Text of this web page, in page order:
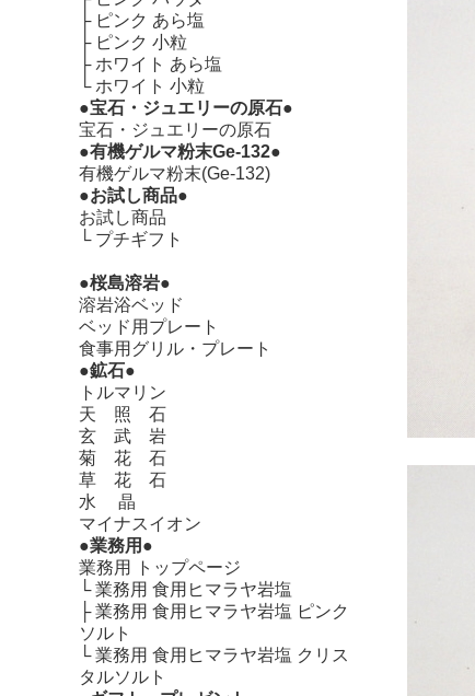
├ ピンク あら塩
├ ピンク 小粒
├ ホワイト あら塩
└ ホワイト 小粒
●宝石・ジュエリーの原石●
宝石・ジュエリーの原石
●有機ゲルマ粉末Ge-132●
有機ゲルマ粉末(Ge-132)
●お試し商品●
お試し商品
└ プチギフト
●桜島溶岩●
溶岩浴ベッド
ベッド用プレート
食事用グリル・プレート
●鉱石●
トルマリン
天 照 石
玄 武 岩
菊 花 石
草 花 石
水 晶
マイナスイオン
●業務用●
業務用 トップページ
└業務用 食用ヒマラヤ岩塩
├業務用 食用ヒマラヤ岩塩 ピンク
ソルト
└業務用 食用ヒマラヤ岩塩 クリス
タルソルト